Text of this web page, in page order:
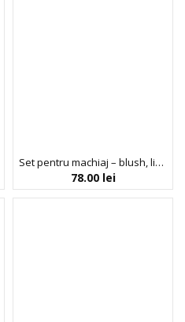
Set pentru machiaj – blush, lip tint, farduri & 1 pereche gene false, Yours Truly, Profusion, 4 articole
78.00 lei